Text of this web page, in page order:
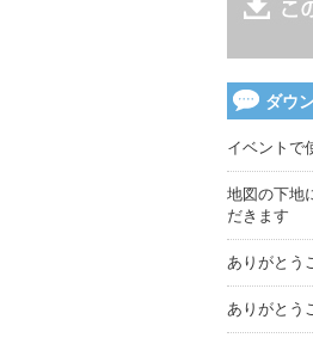
ダウ
イベントで
地図の下地
だきます
ありがとう
ありがとう